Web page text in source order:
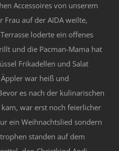
Accessoires von unserem
Frau auf der AIDA weilte,
loderte ein offenes
und die Pacman-Mama hat
Frikadellen und Salat
war heiß und
es nach der kulinarischen
war erst noch feierlicher
ein Weihnachtslied sondern
standen auf dem